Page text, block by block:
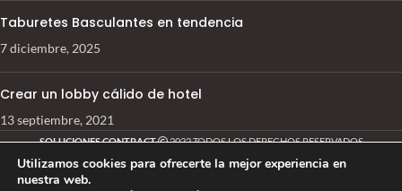
Taburetes Basculantes en tendencia
7 diciembre, 2025
Crear un lobby cálido de hotel
13 septiembre, 2021
SOLUCIONES CONTRACT 2022 TODOS LOS DERECHOS RESERVADOS
Utilizamos cookies para ofrecerte la mejor experiencia en
nuestra web.